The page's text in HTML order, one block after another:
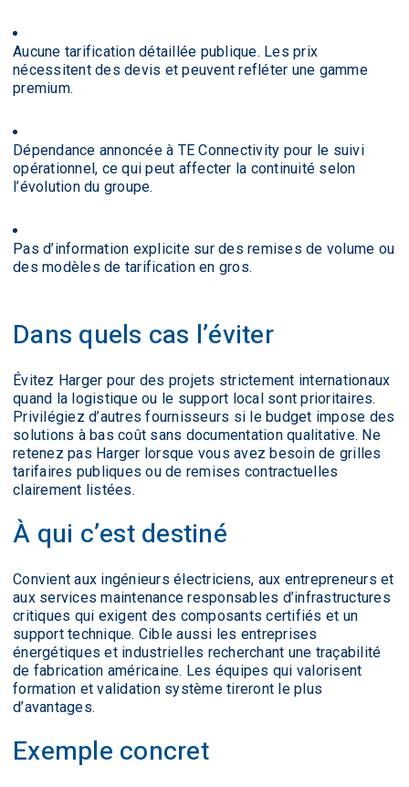
Aucune tarification détaillée publique. Les prix
nécessitent des devis et peuvent refléter une gamme
premium.
Dépendance annoncée à TE Connectivity pour le suivi
opérationnel, ce qui peut affecter la continuité selon
l’évolution du groupe.
Pas d’information explicite sur des remises de volume ou
des modèles de tarification en gros.
Dans quels cas l’éviter
Évitez Harger pour des projets strictement internationaux
quand la logistique ou le support local sont prioritaires.
Privilégiez d’autres fournisseurs si le budget impose des
solutions à bas coût sans documentation qualitative. Ne
retenez pas Harger lorsque vous avez besoin de grilles
tarifaires publiques ou de remises contractuelles
clairement listées.
À qui c’est destiné
Convient aux ingénieurs électriciens, aux entrepreneurs et
aux services maintenance responsables d’infrastructures
critiques qui exigent des composants certifiés et un
support technique. Cible aussi les entreprises
énergétiques et industrielles recherchant une traçabilité
de fabrication américaine. Les équipes qui valorisent
formation et validation système tireront le plus
d’avantages.
Exemple concret